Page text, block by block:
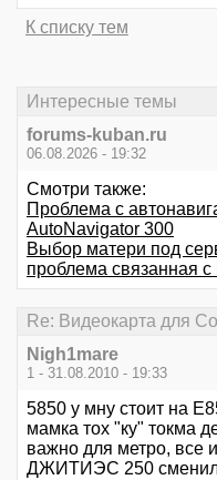
К списку тем
Интересные темы
forums-kuban.ru
06.08.2026 - 19:32
Смотри также:
Проблема с
AutoNavigator 300
Выбор матери под
проблема связанная
Re: Видеокарта для
Nigh1mare
1 - 31.08.2010 - 19:33
5850 у мну стоит на
мамка тох "ку" токма
важно для метро, все
ДЖИТИЭС 250 сменил